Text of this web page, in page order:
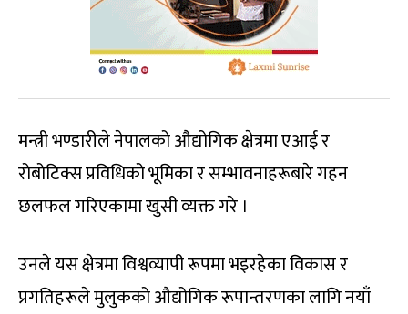
मन्त्री भण्डारीले नेपालको औद्योगिक क्षेत्रमा एआई र
रोबोटिक्स प्रविधिको भूमिका र सम्भावनाहरूबारे गहन
छलफल गरिएकामा खुसी व्यक्त गरे ।
उनले यस क्षेत्रमा विश्वव्यापी रूपमा भइरहेका विकास र
प्रगतिहरूले मुलुकको औद्योगिक रूपान्तरणका लागि नयाँ